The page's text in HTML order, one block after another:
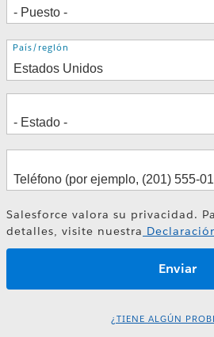
Dirección
País/región
Salesforce valora su privacidad.
detalles, visite nuestra
¿TIENE ALGÚN